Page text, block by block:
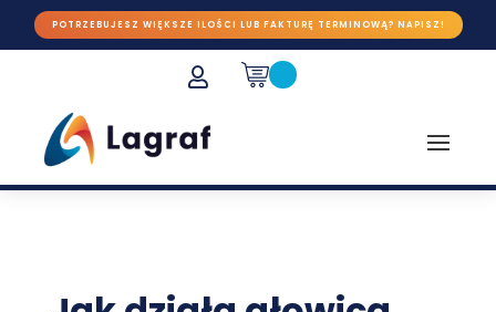
POTRZEBUJESZ WIĘKSZE ILOŚCI LUB FAKTURĘ TERMINOWĄ? NAPISZ!
